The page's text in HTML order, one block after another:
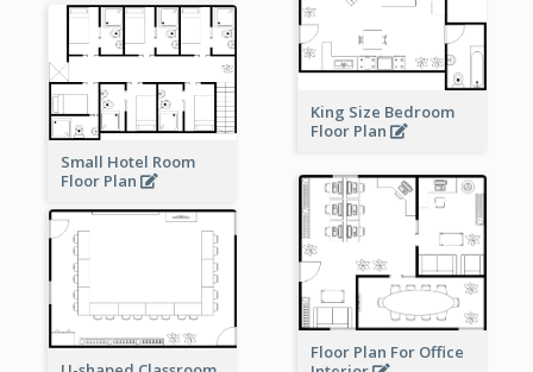
King Size Bedroom
Floor Plan
Small Hotel Room
Floor Plan
Floor Plan For Office